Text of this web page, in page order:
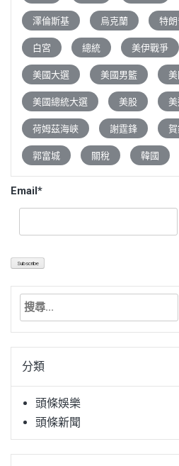
澤倫斯基 烏克蘭 特
白宮 總統 美伊戰爭
美國大選 美國男籃
美國總統大選 美股
荷姆茲海峽 謝霆鋒
郭富城 關稅 韓國
Email*
搜
關
字:分類
頭條娛樂
頭條新聞